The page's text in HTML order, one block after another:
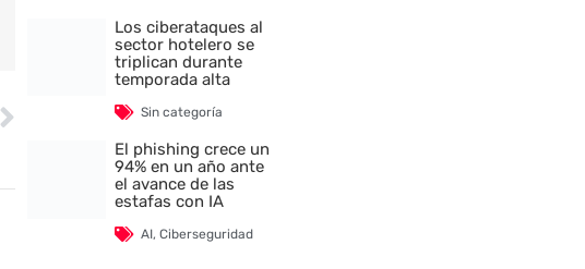
Los ciberataques al
sector hotelero se
triplican durante
temporada alta
Sin categoría
El phishing crece un
94% en un año ante
el avance de las
estafas con IA
AI,Ciberseguridad